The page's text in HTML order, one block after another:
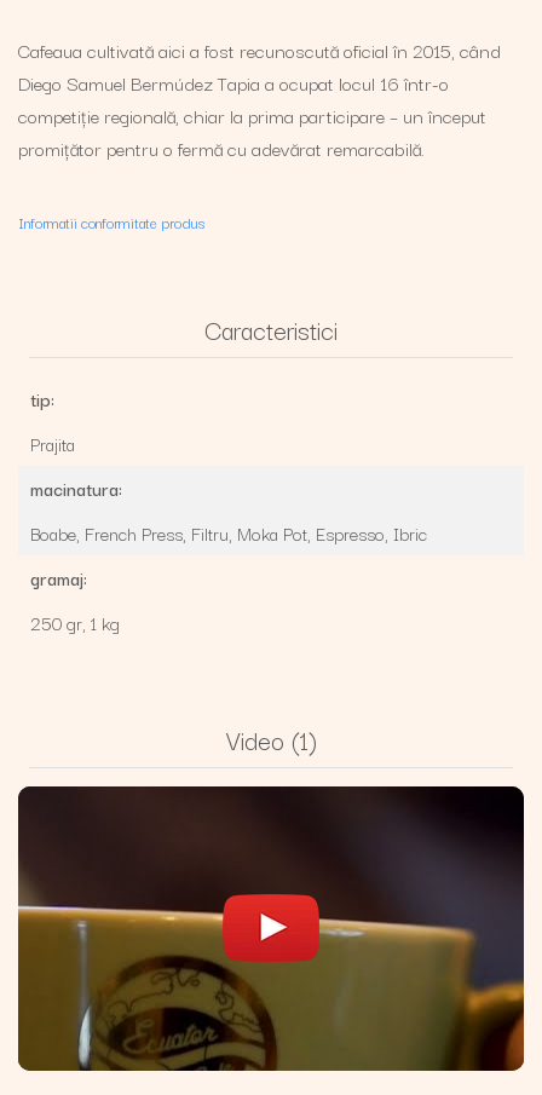
Cafeaua cultivată aici a fost recunoscută oficial în 2015, când
Diego Samuel Bermúdez Tapia a ocupat locul 16 într-o
competiție regională, chiar la prima participare – un început
promițător pentru o fermă cu adevărat remarcabilă.
Informatii conformitate produs
Caracteristici
tip:
Prajita
macinatura:
Boabe, French Press, Filtru, Moka Pot, Espresso, Ibric
gramaj:
250 gr, 1 kg
Video (1)